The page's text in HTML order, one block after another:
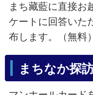
まち藏藍に直接お
ケートに回答いた
布します。（無料）
まちなか探